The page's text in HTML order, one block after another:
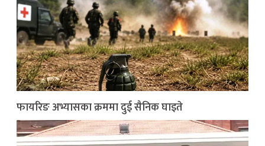
फायरिङ अभ्यासका क्रममा दुई सैनिक घाइते